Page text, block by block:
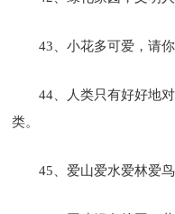
43、小花多可爱，请你
44、人类只有好好地
类。
45、爱山爱水爱林爱